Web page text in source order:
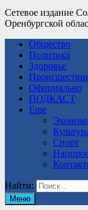
Сетевое издание
Оренбургской
Общество
Политика
Здоровье
Официально
ПОДКАСТ
Еще
Спорт
Найти:
Меню